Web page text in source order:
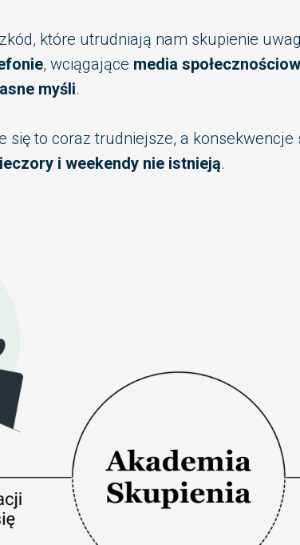
które utrudniają nam skupienie
, wciągające media
myśli.
się to coraz trudniejsze, a konsekwencje
i weekendy nie istnieją.